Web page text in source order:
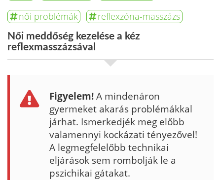
női problémák
reflexzóna-masszázs
Női meddőség kezelése a kéz
reflexmasszázsával
Figyelem!A mindenáron
gyermeket akarás problémákkal
járhat. Ismerkedjék meg előbb
valamennyi kockázati tényezővel!
A legmegfelelőbb technikai
eljárások sem rombolják le a
pszichikai gátakat.